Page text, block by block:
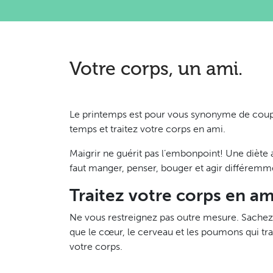
Votre corps, un ami.
Le printemps est pour vous synonyme de
temps et traitez votre corps en ami.
Maigrir ne guérit pas l’embonpoint! Une
faut manger, penser, bouger et agir
Traitez votre corps en
Ne vous restreignez pas outre mesure.
que le cœur, le cerveau et les poumons qui
votre corps.